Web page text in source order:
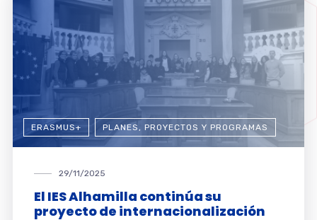
ERASMUS+ PLANES, PROYECTOS Y PROGRAMAS
29/11/2025
El IES Alhamilla continúa su
proyecto de internacionalización